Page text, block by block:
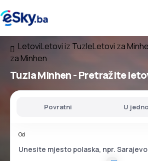
LetoviLetovi iz TuzleLetovi za
za Minhen
Tuzla Minhen- Pretražite
Povratni U
Od